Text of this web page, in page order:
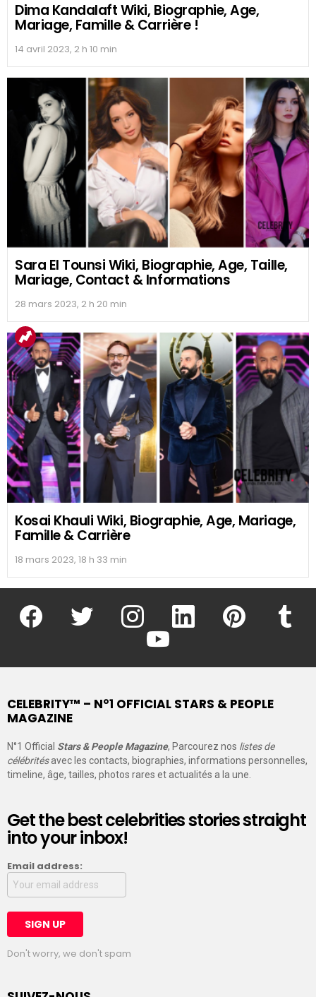
Dima Kandalaft Wiki, Biographie, Age,
Mariage, Famille & Carrière !
14 avril 2023, 2 h 10 min
Sara El Tounsi Wiki, Biographie, Age, Taille,
Mariage, Contact & Informations
28 mars 2023, 2 h 20 min
Kosai Khauli Wiki, Biographie, Age, Mariage,
Famille & Carrière
18 mars 2023, 18 h 33 min
facebook twitter instagram linkedin pinterest
youtube
CELEBRITY™ – N°1 OFFICIAL STARS & PEOPLE
MAGAZINE
N°1 Official Stars & People Magazine, Parcourez nos listes de
célébritésavec les contacts, biographies, informations personnelles,
timeline, âge, tailles, photos rares et actualités a la une.
Get the best celebrities stories straight
into your inbox!
Email address:
Don't worry, we don't spam